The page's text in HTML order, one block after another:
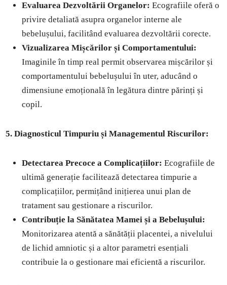
Evaluarea Dezvoltării Organelor: Ecografiile oferă o
privire detaliată asupra organelor interne ale
bebelușului, facilitând evaluarea dezvoltării corecte.
Vizualizarea Mișcărilor și Comportamentului:
Imaginile în timp real permit observarea mișcărilor și
comportamentului bebelușului în uter, aducând o
dimensiune emoțională în legătura dintre părinți și
copil.
5. Diagnosticul Timpuriu și Managementul Riscurilor:
Detectarea Precoce a Complicațiilor: Ecografiile de
ultimă generație facilitează detectarea timpurie a
complicațiilor, permițând inițierea unui plan de
tratament sau gestionare a riscurilor.
Contribuție la Sănătatea Mamei și a Bebelușului:
Monitorizarea atentă a sănătății placentei, a nivelului
de lichid amniotic și a altor parametri esențiali
contribuie la o gestionare mai eficientă a riscurilor.